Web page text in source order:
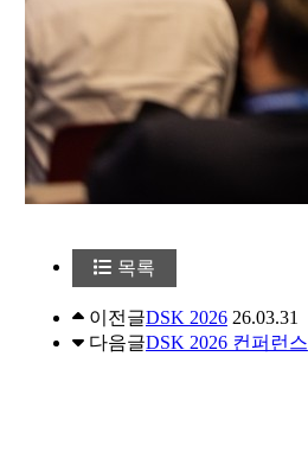
목록
이전글DSK 2026 26.03.31
다음글DSK 2026 컨퍼런스